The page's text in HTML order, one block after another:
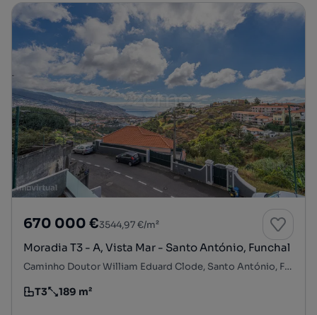
670 000 €3544,97 €/m²
Moradia T3 - A, Vista Mar - Santo António, Funchal
Caminho Doutor William Eduard Clode, Santo António, Funchal, Ilha da Madeira
Tipologia
T3
Preço por metro quadrado
189 m²